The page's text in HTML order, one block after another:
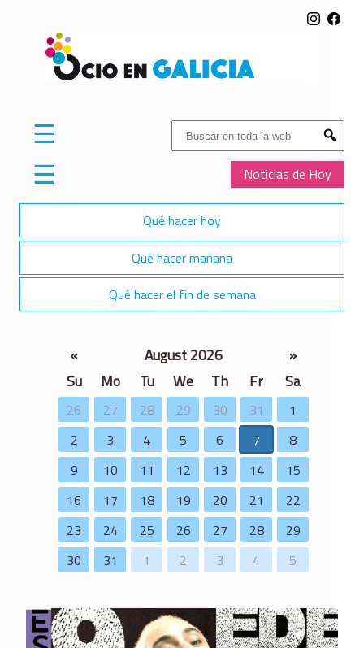
Buscar:
Submit
Noticias de Hoy
☰
☰
Qué hacer hoy
Qué hacer mañana
Qué hacer el fin de semana
« August 2026
»
Su
Mo Tu We Th Fr Sa
26 27 28 29 30 31
1
2
3 4 5 6 7
8
9
10 11 12 13 14
15
16
17 18 19 20 21
22
23
24 25 26 27 28
29
30
31 1 2 3 4 5